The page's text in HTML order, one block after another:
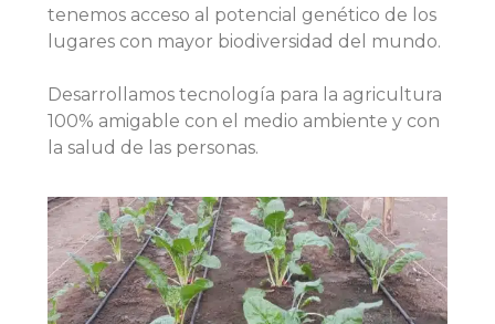
tenemos acceso al potencial genético de los
lugares con mayor biodiversidad del mundo.
Desarrollamos tecnología para la agricultura
100% amigable con el medio ambiente y con
la salud de las personas.